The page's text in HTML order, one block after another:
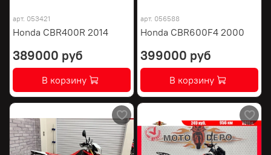
арт. 053421
Honda CBR400R 2014
389000 руб
В корзину
арт. 056588
Honda CBR600F4 2000
399000 руб
В корзину